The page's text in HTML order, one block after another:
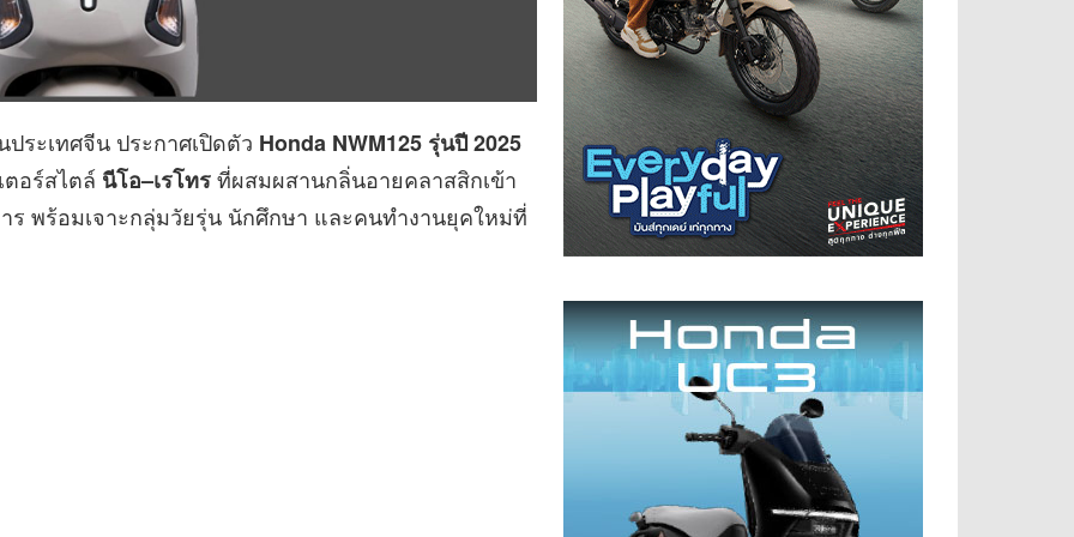
ระเทศจีน ประกาศเปิดตัว Honda NWM125 รุ่นปี 2025
ตอร์สไตล์ นีโอ–เรโทรที่ผสมผสานกลิ่นอายคลาสสิกเข้า
พร้อมเจาะกลุ่มวัยรุ่น นักศึกษา และคนทำงานยุคใหม่ที่